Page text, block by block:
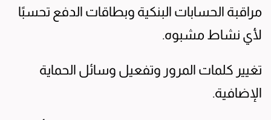
مراقبة الحسابات البنكية وبطاقات الدفع تحسبًا
لأي نشاط مشبوه.
تغيير كلمات المرور وتفعيل وسائل الحماية
الإضافية.